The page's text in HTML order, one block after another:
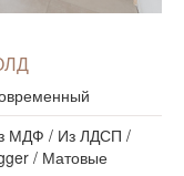
МДФ / Из ЛДСП /
/ Матовые